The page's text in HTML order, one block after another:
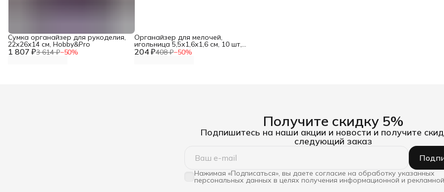
1 807 ₽3 614 ₽−50%
Сумка органайзер для рукоделия,
22х26х14 см, Hobby&Pro
204 ₽408 ₽−50%
Органайзер для мелочей,
игольница 5,5х1,6х1,6 см, 10 шт,
Айрис
Получите скидку 5%
Подпишитесь на наши акции и новости и получите
следующий заказ
Нажимая «Подписаться», вы даете согласие на обработку указанных
персональных данных в целях получения информационной и